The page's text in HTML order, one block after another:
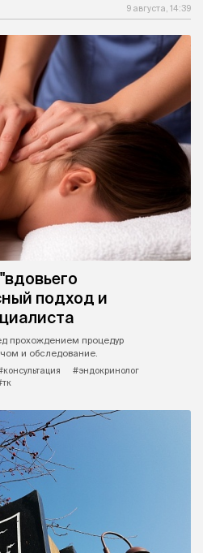
9 августа, 14:39
подход и
прохождением процедур
и обследование.
#эндокринолог